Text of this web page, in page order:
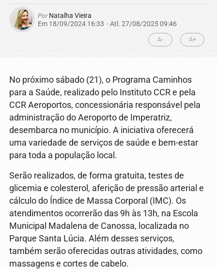
PorNatalha Vieira
Em 18/09/2024 16:33 - Atl. 27/08/2025 09:46
A- A+
No próximo sábado (21), o Programa Caminhos
para a Saúde, realizado pelo Instituto CCR e pela
CCR Aeroportos, concessionária responsável pela
administração do Aeroporto de Imperatriz,
desembarca no município. A iniciativa oferecerá
uma variedade de serviços de saúde e bem-estar
para toda a população local.
Serão realizados, de forma gratuita, testes de
glicemia e colesterol, aferição de pressão arterial e
cálculo do Índice de Massa Corporal (IMC). Os
atendimentos ocorrerão das 9h às 13h, na Escola
Municipal Madalena de Canossa, localizada no
Parque Santa Lúcia. Além desses serviços,
também serão oferecidas outras atividades, como
massagens e cortes de cabelo.